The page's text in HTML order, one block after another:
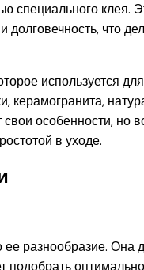
клея.
долговечность, что
используется
особенности,
в уходе.
разнообразие. Она
подобрать